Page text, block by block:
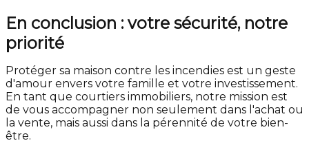
En conclusion : votre sécurité, notre
priorité
Protéger sa maison contre les incendies est un geste
d'amour envers votre famille et votre investissement.
En tant que courtiers immobiliers, notre mission est
de vous accompagner non seulement dans l'achat ou
la vente, mais aussi dans la pérennité de votre bien-
être.